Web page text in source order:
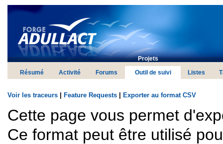
Projets
Résumé Activité Forums Outil de suivi Listes
Voir les traceurs | Feature Requests | Exporter au format CSV
Cette page vous permet
Ce format peut être utilisé